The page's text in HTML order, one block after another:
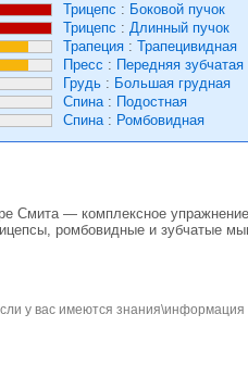
Трицепс : Боковой пучок
Трицепс : Длинный пучок
Трапеция : Трапецивидная
Пресс : Передняя зубчатая
Грудь : Большая грудная
Спина: Подостная
Спина: Ромбовидная
Смита — комплексное
ромбовидные и зубчатые
у вас имеются